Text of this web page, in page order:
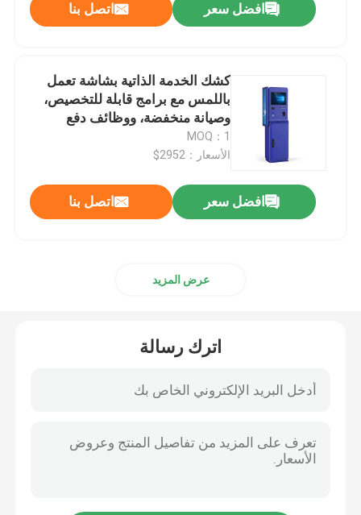
افضل سعر اتصل بنا
كشك الخدمة الذاتية بشاشة تعمل
باللمس مع برامج قابلة للتخصيص،
وصيانة منخفضة، ووظائف دفع
متعددة
MOQ：1
الأسعار：2952$
افضل سعر اتصل بنا
عرض المزيد
اترك رسالة